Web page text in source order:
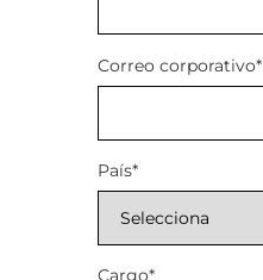
Correo corporativo*
País*
Cargo*